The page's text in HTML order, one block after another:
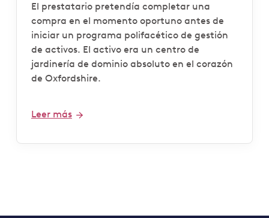
El prestatario pretendía completar una
compra en el momento oportuno antes de
iniciar un programa polifacético de gestión
de activos. El activo era un centro de
jardinería de dominio absoluto en el corazón
de Oxfordshire.
Leer más